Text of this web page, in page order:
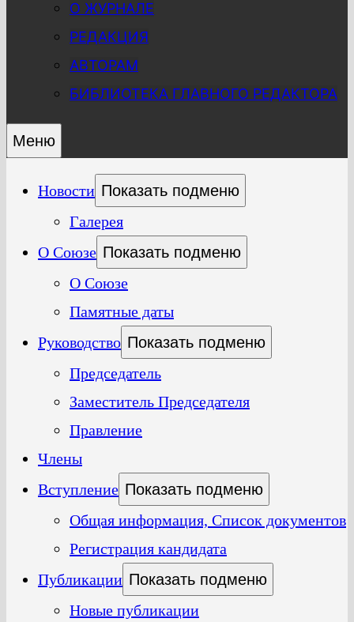
О ЖУРНАЛЕ
РЕДАКЦИЯ
АВТОРАМ
БИБЛИОТЕКА ГЛАВНОГО РЕДАКТОРА
Меню
Новости Показать подменю
Галерея
О Союзе Показать подменю
О Союзе
Памятные даты
Руководство Показать подменю
Председатель
Заместитель Председателя
Правление
Члены
Вступление Показать подменю
Общая информация, Список документов
Регистрация кандидата
Публикации Показать подменю
Новые публикации